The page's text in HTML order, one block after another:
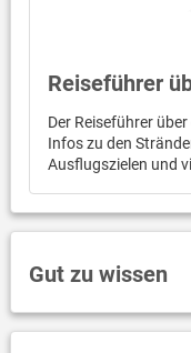
Reiseführer
Der Reiseführer
Infos zu den
Ausflugszielen und
Gut zu wissen